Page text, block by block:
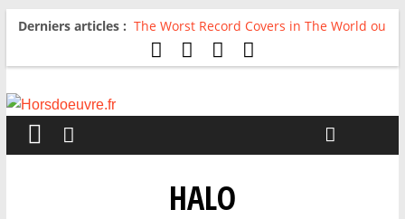
Derniers articles : The Worst Record Covers in The World ou
Comment rire du pire
Avril 2026 : C’est dans les vieux pots
For The First Time, Again : Tyler Ballgame
HALO